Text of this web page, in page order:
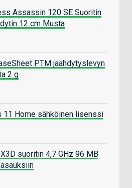
Assassin 120 SE Suoritin
12 cm Musta
PTM jäähdytyslevyn
2 g
11 Home sähköinen lisenssi
suoritin 4,7 GHz 96 MB